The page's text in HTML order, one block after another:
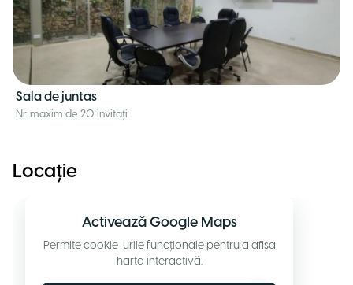
Sala de juntas
Nr. maxim de 20 invitați
Locație
Activează Google Maps
Permite cookie-urile funcționale pentru a afișa
harta interactivă.